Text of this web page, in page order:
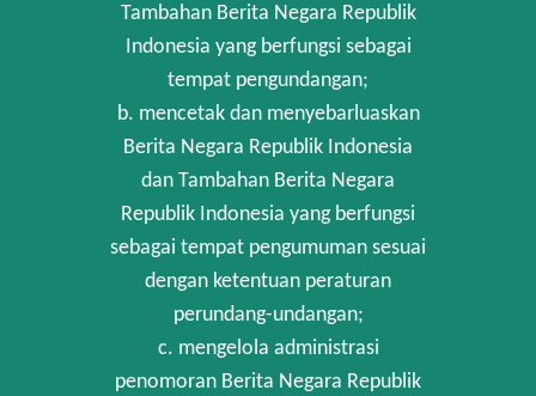
Tambahan Berita Negara Republik
Indonesia yang berfungsi sebagai
tempat pengundangan;
b. mencetak dan menyebarluaskan
Berita Negara Republik Indonesia
dan Tambahan Berita Negara
Republik Indonesia yang berfungsi
sebagai tempat pengumuman sesuai
dengan ketentuan peraturan
perundang-undangan;
c. mengelola administrasi
penomoran Berita Negara Republik